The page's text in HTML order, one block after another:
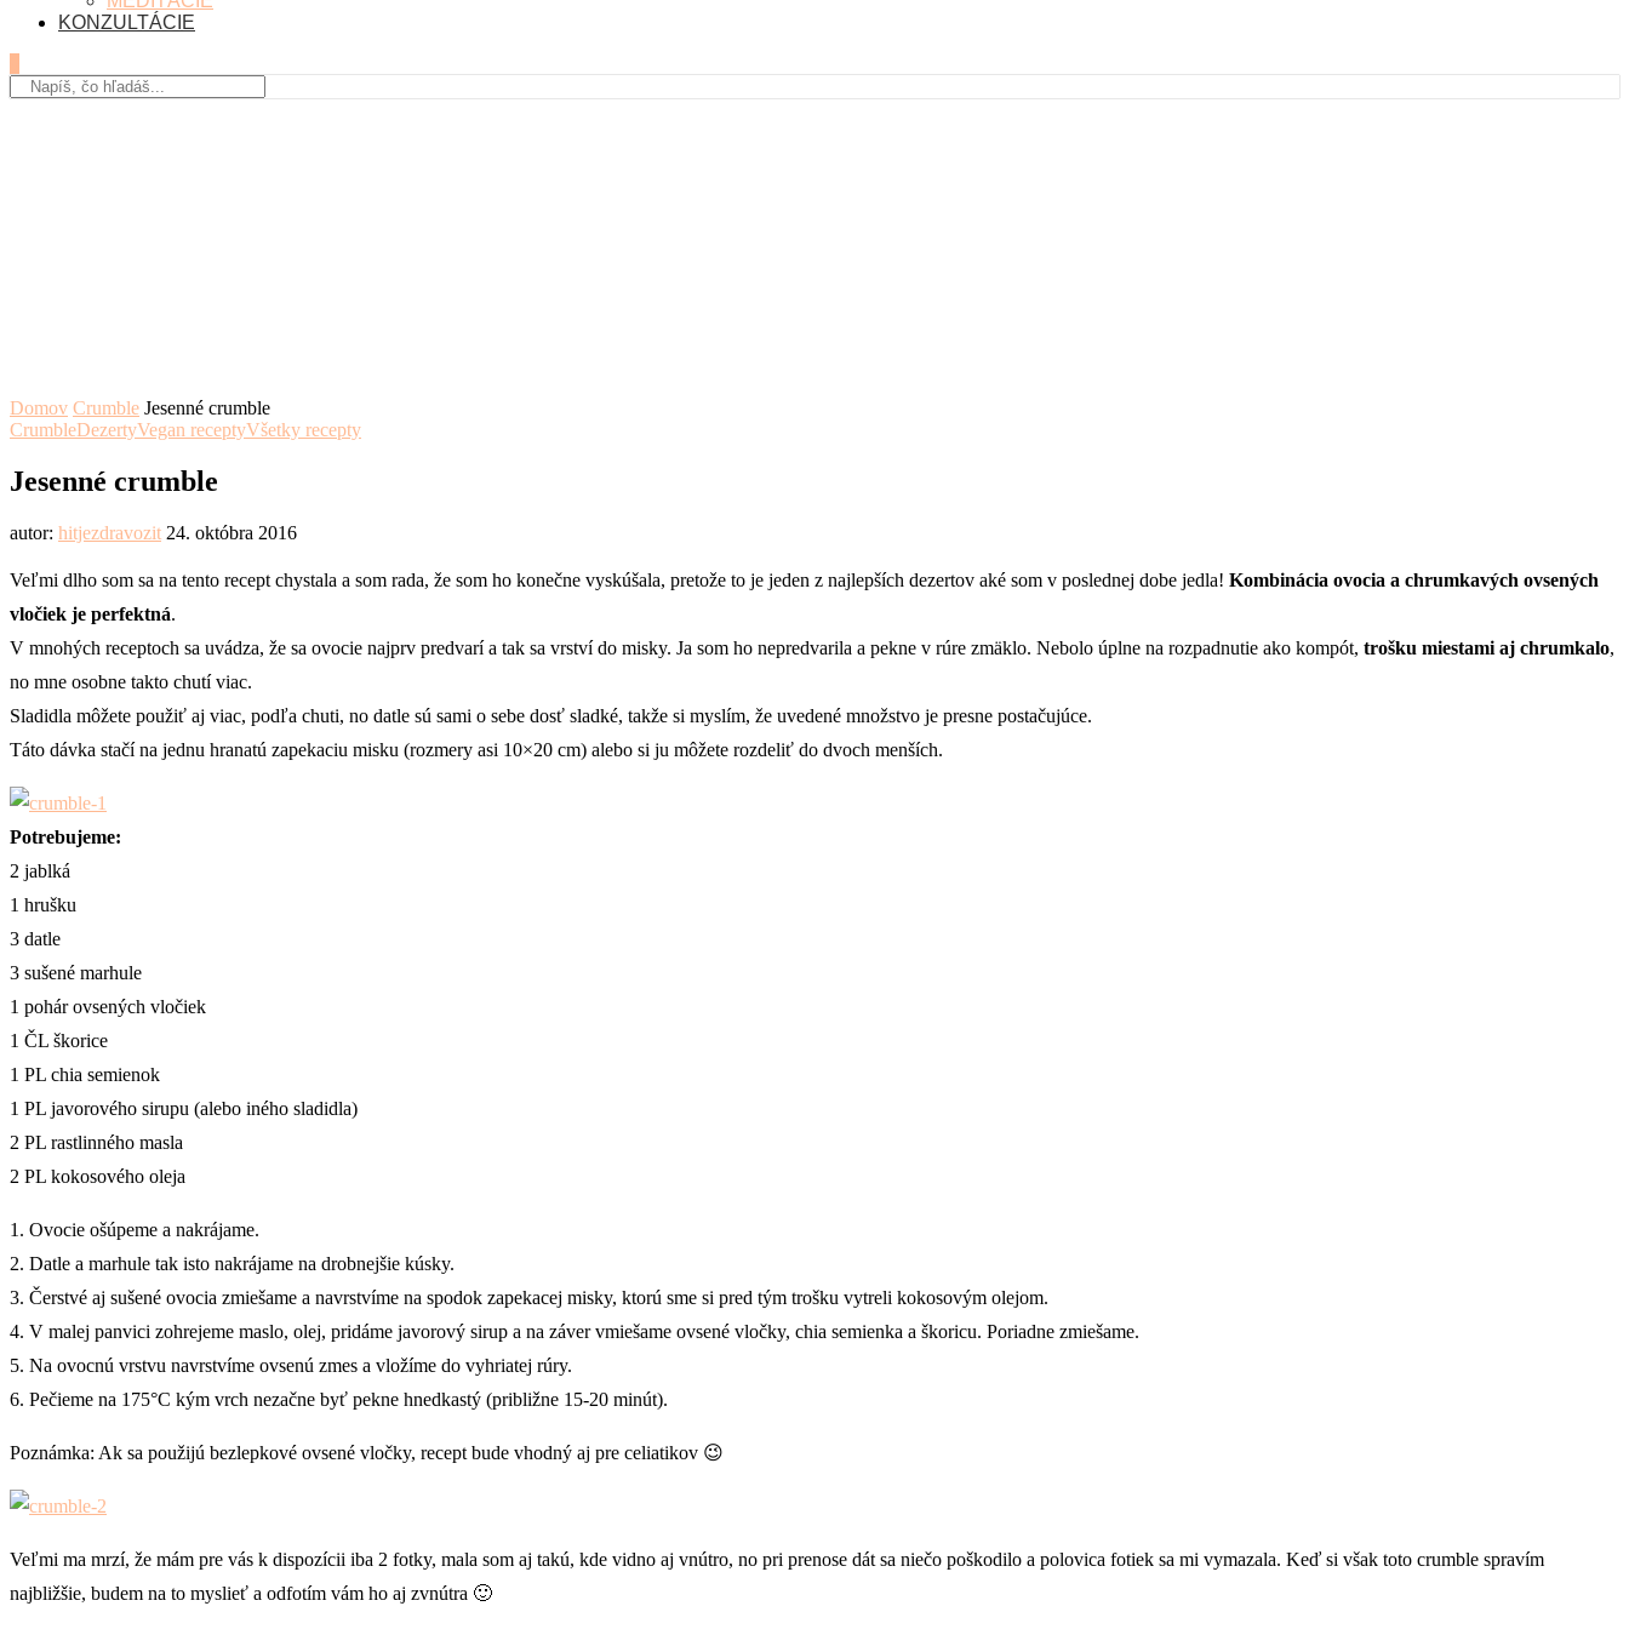
KONZULTÁCIE
Domov Crumble Jesenné crumble
CrumbleDezertyVegan receptyVšetky recepty
Jesenné crumble
autor: hitjezdravozit 24. októbra 2016
Veľmi dlho som sa na tento recept chystala a som rada, že som ho konečne vyskúšala, pretože to je jeden z najlepších dezertov aké som v poslednej dobe jedla! Kombinácia ovocia a chrumkavých ovsených
vločiek je perfektná.
V mnohých receptoch sa uvádza, že sa ovocie najprv predvarí a tak sa vrství do misky. Ja som ho nepredvarila a pekne v rúre zmäklo. Nebolo úplne na rozpadnutie ako kompót, trošku miestami aj chrumkalo,
no mne osobne takto chutí viac.
Sladidla môžete použiť aj viac, podľa chuti, no datle sú sami o sebe dosť sladké, takže si myslím, že uvedené množstvo je presne postačujúce.
Táto dávka stačí na jednu hranatú zapekaciu misku (rozmery asi 10×20 cm) alebo si ju môžete rozdeliť do dvoch menších.
Potrebujeme:
2 jablká
1 hrušku
3 datle
3 sušené marhule
1 pohár ovsených vločiek
1 ČL škorice
1 PL chia semienok
1 PL javorového sirupu (alebo iného sladidla)
2 PL rastlinného masla
2 PL kokosového oleja
1. Ovocie ošúpeme a nakrájame.
2. Datle a marhule tak isto nakrájame na drobnejšie kúsky.
3. Čerstvé aj sušené ovocia zmiešame a navrstvíme na spodok zapekacej misky, ktorú sme si pred tým trošku vytreli kokosovým olejom.
4. V malej panvici zohrejeme maslo, olej, pridáme javorový sirup a na záver vmiešame ovsené vločky, chia semienka a škoricu. Poriadne zmiešame.
5. Na ovocnú vrstvu navrstvíme ovsenú zmes a vložíme do vyhriatej rúry.
6. Pečieme na 175°C kým vrch nezačne byť pekne hnedkastý (približne 15-20 minút).
Poznámka: Ak sa použijú bezlepkové ovsené vločky, recept bude vhodný aj pre celiatikov 😉
Veľmi ma mrzí, že mám pre vás k dispozícii iba 2 fotky, mala som aj takú, kde vidno aj vnútro, no pri prenose dát sa niečo poškodilo a polovica fotiek sa mi vymazala. Keď si však toto crumble spravím
najbližšie, budem na to myslieť a odfotím vám ho aj zvnútra 🙂